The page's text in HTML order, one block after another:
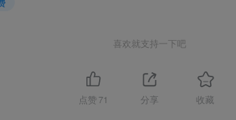
喜欢就支持一下吧
点赞 71 分享 收藏